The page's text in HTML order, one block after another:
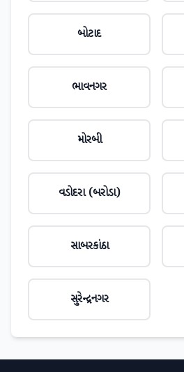
બોટાદ
ભાવનગર
મોરબી
વડોદરા (બરોડા)
સાબરકાંઠા
સુરેન્દ્રનગર